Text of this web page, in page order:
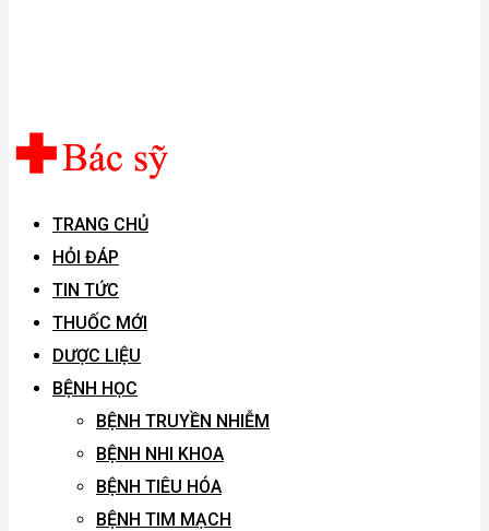
TRANG CHỦ
HỎI ĐÁP
TIN TỨC
THUỐC MỚI
DƯỢC LIỆU
BỆNH HỌC
BỆNH TRUYỀN NHIỄM
BỆNH NHI KHOA
BỆNH TIÊU HÓA
BỆNH TIM MẠCH